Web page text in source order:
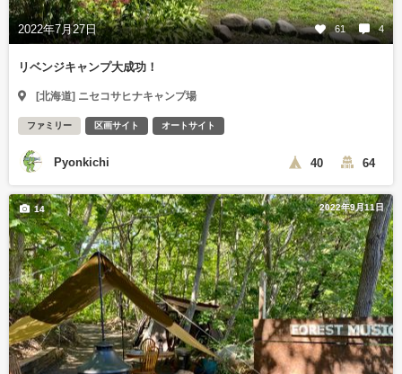
2022年7月27日 61 4
リベンジキャンプ大成功！
[北海道] ニセコサヒナキャンプ場
ファミリー 区画サイト オートサイト
Pyonkichi 40 64
2022年9月11日
14